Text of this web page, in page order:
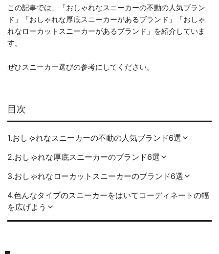
この記事では、「おしゃれなスニーカーの不動の人気ブラン
ド」「おしゃれな厚底スニーカーがあるブランド」「おしゃ
れなローカットスニーカーがあるブランド」を紹介していま
す。
ぜひスニーカー選びの参考にしてください。
目次
1.おしゃれなスニーカーの不動の人気ブランド6選
2.おしゃれな厚底スニーカーのブランド6選
3.おしゃれなローカットスニーカーのブランド6選
4.色んなタイプのスニーカーをはいてコーディネートの幅
を広げよう